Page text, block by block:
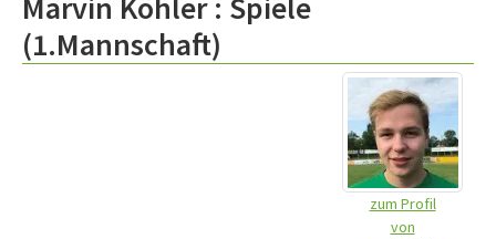
(1.Mannschaft)
zum Profil
von